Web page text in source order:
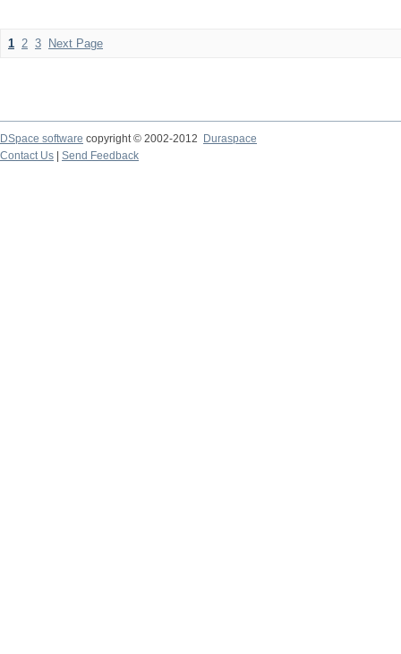
1 2 3 Next Page
DSpace software copyright © 2002-2012
Duraspace
Contact Us
Send Feedback